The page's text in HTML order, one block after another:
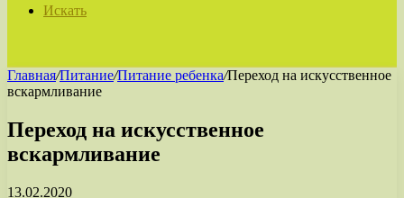
Искать
Главная/Питание/Питание ребенка/Переход на искусственное
вскармливание
Переход на искусственное
вскармливание
13.02.2020